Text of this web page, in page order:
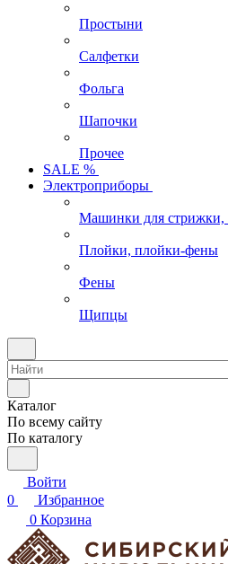
Простыни
Салфетки
Фольга
Шапочки
Прочее
SALE %
Электроприборы
Машинки для стрижки,
Плойки, плойки-фены
Фены
Щипцы
Каталог
По всему сайту
По каталогу
Войти
0
Избранное
0 Корзина